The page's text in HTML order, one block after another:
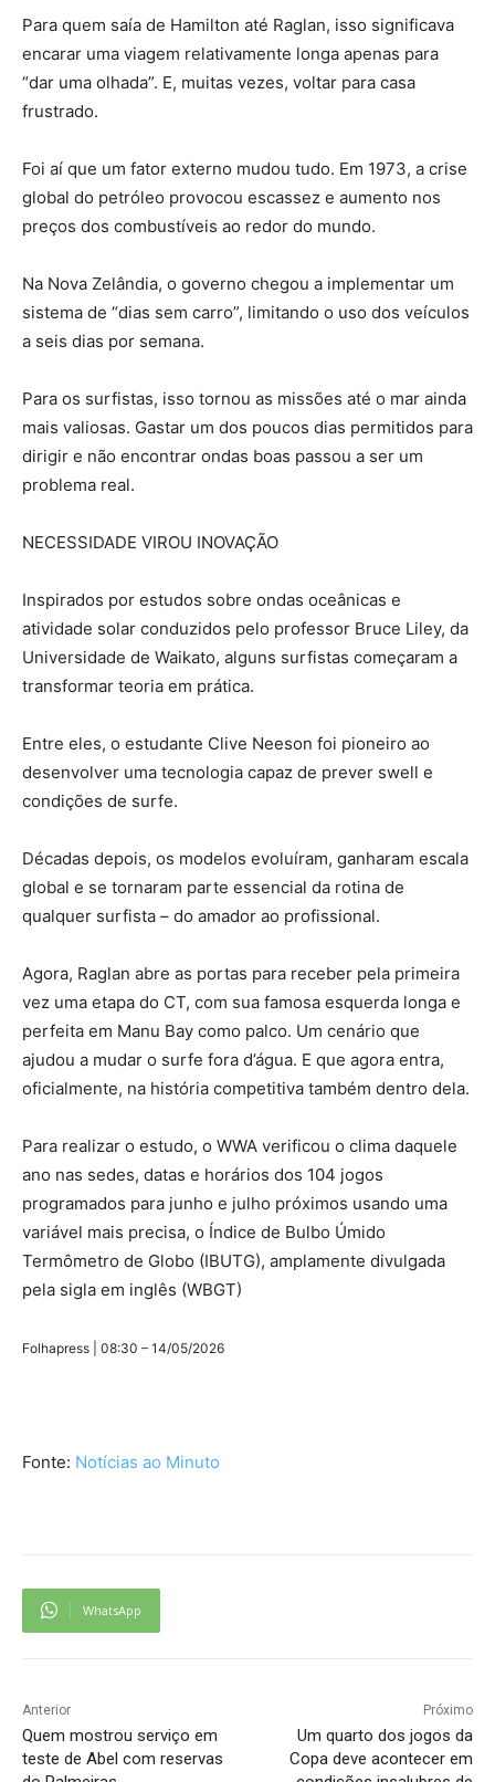
Para quem saía de Hamilton até Raglan, isso significava
encarar uma viagem relativamente longa apenas para
“dar uma olhada”. E, muitas vezes, voltar para casa
frustrado.
Foi aí que um fator externo mudou tudo. Em 1973, a crise
global do petróleo provocou escassez e aumento nos
preços dos combustíveis ao redor do mundo.
Na Nova Zelândia, o governo chegou a implementar um
sistema de “dias sem carro”, limitando o uso dos veículos
a seis dias por semana.
Para os surfistas, isso tornou as missões até o mar ainda
mais valiosas. Gastar um dos poucos dias permitidos para
dirigir e não encontrar ondas boas passou a ser um
problema real.
NECESSIDADE VIROU INOVAÇÃO
Inspirados por estudos sobre ondas oceânicas e
atividade solar conduzidos pelo professor Bruce Liley, da
Universidade de Waikato, alguns surfistas começaram a
transformar teoria em prática.
Entre eles, o estudante Clive Neeson foi pioneiro ao
desenvolver uma tecnologia capaz de prever swell e
condições de surfe.
Décadas depois, os modelos evoluíram, ganharam escala
global e se tornaram parte essencial da rotina de
qualquer surfista – do amador ao profissional.
Agora, Raglan abre as portas para receber pela primeira
vez uma etapa do CT, com sua famosa esquerda longa e
perfeita em Manu Bay como palco. Um cenário que
ajudou a mudar o surfe fora d’água. E que agora entra,
oficialmente, na história competitiva também dentro dela.
Para realizar o estudo, o WWA verificou o clima daquele
ano nas sedes, datas e horários dos 104 jogos
programados para junho e julho próximos usando uma
variável mais precisa, o Índice de Bulbo Úmido
Termômetro de Globo (IBUTG), amplamente divulgada
pela sigla em inglês (WBGT)
Folhapress | 08:30 – 14/05/2026
Fonte: Notícias ao Minuto
WhatsApp
Anterior
Quem mostrou serviço em
teste de Abel com reservas
Próximo
Um quarto dos jogos da
Copa deve acontecer em